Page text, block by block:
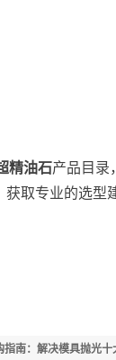
精油石产品目录，
获取专业的选型
南：解决模具抛光十